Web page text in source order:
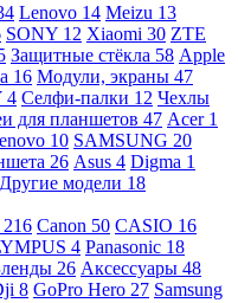
Lenovo 14 Meizu 13
SONY 12 Xiaomi 30 ZTE
Защитные стёкла 58 Apple
16 Модули, экраны 47
4 Селфи-палки 12 Чехлы
для планшетов 47 Acer 1
10 SAMSUNG 20
26 Asus 4 Digma 1
Другие модели 18
216 Canon 50 CASIO 16
4 Panasonic 18
26 Аксессуары 48
8 GoPro Hero 27 Samsung